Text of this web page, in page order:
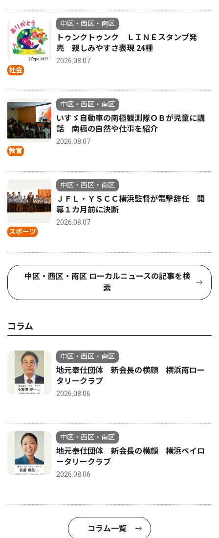
社会
中区・西区・南区
トゥンクトゥンク ＬＩＮＥスタンプ発
売 親しみやすさ表現 24種
2026.08.07
教育
中区・西区・南区
いすゞ自動車の南極観測隊ＯＢが児童に講
話 南極の自然や仕事を紹介
2026.08.07
スポーツ
中区・西区・南区
ＪＦＬ・ＹＳＣＣ横浜監督が電撃辞任 開
幕１カ月前に決断
2026.08.07
中区・西区・南区 ローカルニュースの記事を検
索
コラム
中区・西区・南区
地元奉仕団体 新会長の横顔 横浜南ロー
タリークラブ
2026.08.06
中区・西区・南区
地元奉仕団体 新会長の横顔 横浜ベイロ
ータリークラブ
2026.08.06
コラム一覧